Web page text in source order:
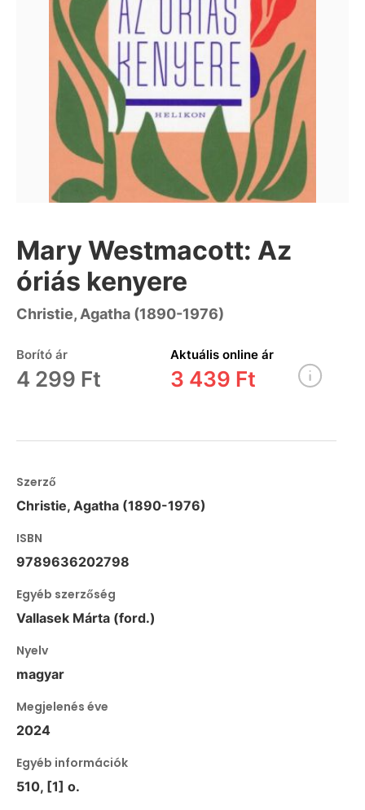
Mary Westmacott: Az
óriás kenyere
Christie, Agatha (1890-1976)
Borító ár
4 299 Ft
Aktuális online ár
3 439 Ft
Szerző
Christie, Agatha (1890-1976)
ISBN
9789636202798
Egyéb szerzőség
Vallasek Márta (ford.)
Nyelv
magyar
Megjelenés éve
2024
Egyéb információk
510, [1] o.